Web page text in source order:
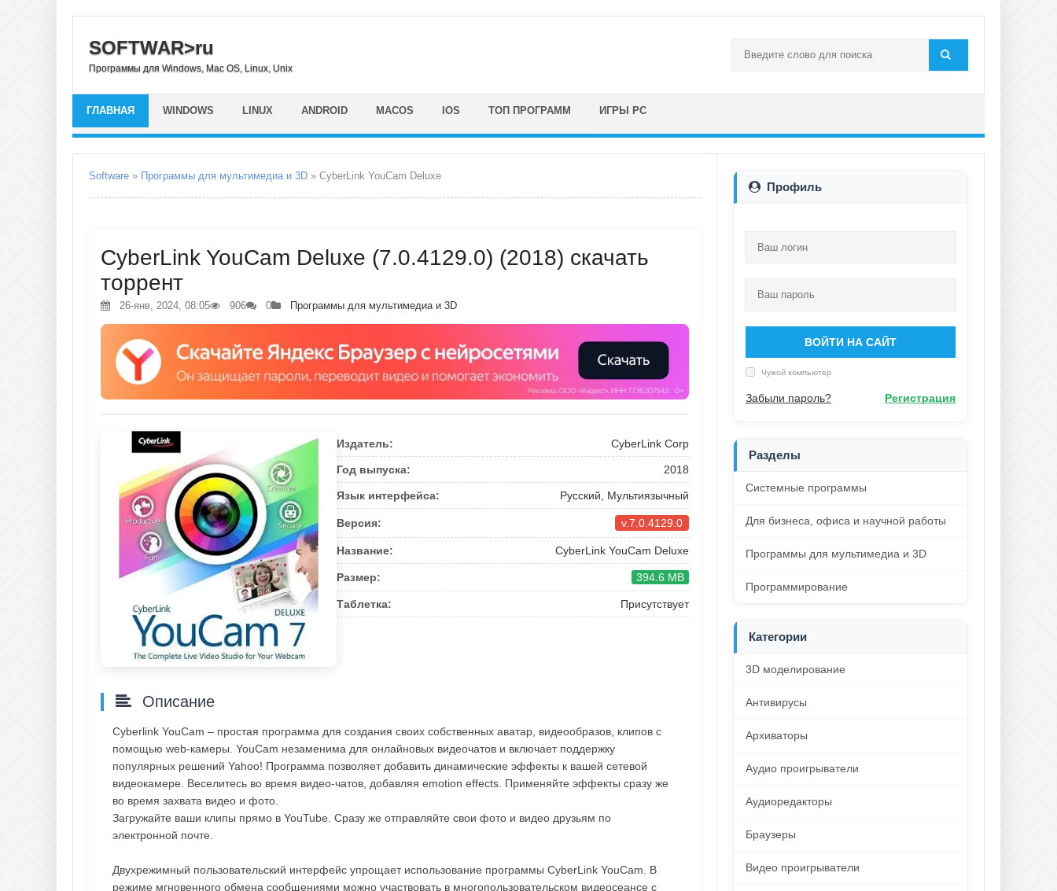
SOFTWAR>ru
Программы для Windows, Mac OS, Linux, Unix
ГЛАВНАЯ WINDOWS LINUX ANDROID MACOS IOS ТОП ПРОГРАММ ИГРЫ PC
Software » Программы для мультимедиа и 3D » CyberLink YouCam Deluxe
CyberLink YouCam Deluxe (7.0.4129.0) (2018) скачать
торрент
26-янв, 2024, 08:05 906 0 Программы для мультимедиа и 3D
Издатель: CyberLink Corp
Год выпуска: 2018
Язык интерфейса: Русский, Мультиязычный
Версия: v.7.0.4129.0
Название: CyberLink YouCam Deluxe
Размер: 394.6 MB
Таблетка: Присутствует
Описание
Cyberlink YouCam – простая программа для создания своих собственных аватар, видеообразов, клипов с
помощью web-камеры. YouCam незаменима для онлайновых видеочатов и включает поддержку
популярных решений Yahoo! Программа позволяет добавить динамические эффекты к вашей сетевой
видеокамере. Веселитесь во время видео-чатов, добавляя emotion effects. Применяйте эффекты сразу же
во время захвата видео и фото.
Загружайте ваши клипы прямо в YouTube. Сразу же отправляйте свои фото и видео друзьям по
электронной почте.
Двухрежимный пользовательский интерфейс упрощает использование программы CyberLink YouCam. В
режиме мгновенного обмена сообщениями можно участвовать в многопользовательском видеосеансе с
Профиль
ВОЙТИ НА САЙТ
Чужой компьютер
Забыли пароль? Регистрация
Разделы
Системные программы
Для бизнеса, офиса и научной работы
Программы для мультимедиа и 3D
Программирование
Категории
3D моделирование
Антивирусы
Архиваторы
Аудио проигрыватели
Аудиоредакторы
Браузеры
Видео проигрыватели